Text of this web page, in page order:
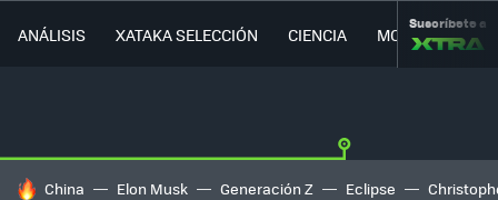
ANÁLISIS XATAKA SELECCIÓN CIENCIA MOVILIDAD
Suscríbete a
HOY SE HABLA DE
China Elon Musk Generación Z Eclipse